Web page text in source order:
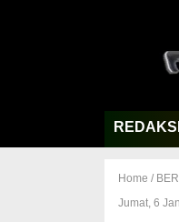
REDAKSI
Home /
Jumat, 6